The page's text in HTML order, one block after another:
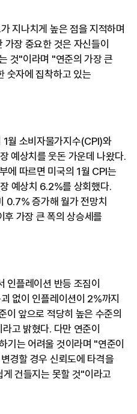
지나치게 높은 점을 지적하며
장 중요한 것은 자신들이
것"이라며 "연준의 가장 큰
숫자에 집착하고 있는
1월 소비자물가지수(CPI)와
예상치를 웃돈 가운데 나왔다.
에 따르면 미국의 1월 CPI는
예상치 6.2%를 상회했다.
0.7% 증가해 월가 전망치
가장 큰 폭의 상승세를
인플레이션 반등 조짐이
없이 인플레이션이 2%까지
이 앞으로 적당히 높은 수준의
고 밝혔다. 다만 연준이
기는 어려울 것이라며 "연준이
경할 경우 신뢰도에 타격을
건들지는 못할 것"이라고